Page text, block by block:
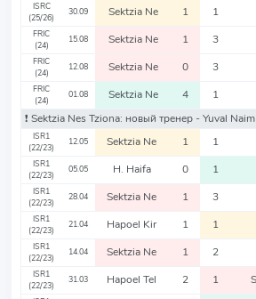
ISRC
(25/26)
30.09 Sektzia Ne 1 1
FRIC
(24)
15.08 Sektzia Ne 1 3
FRIC
(24)
12.08 Sektzia Ne 0 3
FRIC
(24)
01.08 Sektzia Ne 4 1
❗️ Sektzia Nes Tziona: новый тренер - Yuval Naim
ISR1
(22/23)
12.05 Sektzia Ne 1 1
ISR1
(22/23)
05.05 H. Haifa 0 1
ISR1
(22/23)
28.04 Sektzia Ne 1 3
ISR1
(22/23)
21.04 Hapoel Kir 1 1
ISR1
(22/23)
14.04 Sektzia Ne 1 2
ISR1
(22/23)
31.03 Hapoel Tel 2 1